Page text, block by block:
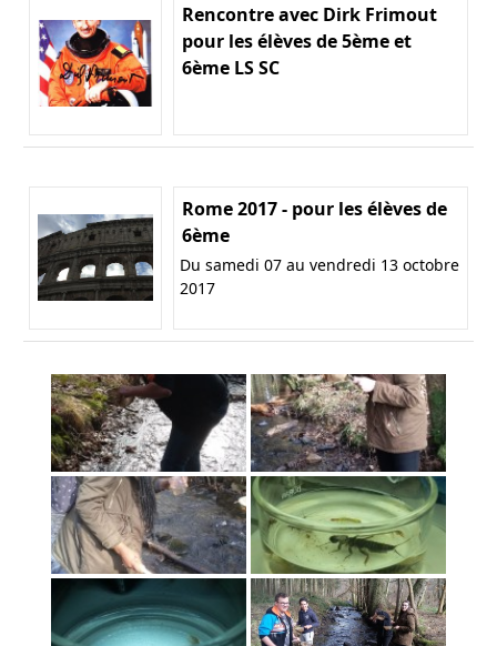
Rencontre avec Dirk Frimout
pour les élèves de 5ème et
6ème LS SC
Rome 2017 - pour les élèves de
6ème
Du samedi 07 au vendredi 13 octobre
2017